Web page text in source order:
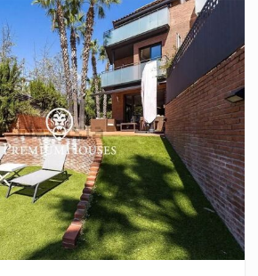
En la planta baja tenemos un gran
americana. Desde ambas salas
terraza. En la misma planta hay una
un aseo de cortesía. En la primera
de noche que se compone de una
suite con vestidor, dos habitaciones
Desde todas las habitaciones hay
con una capacidad para cuatro coches,
para coches eléctricos. El barrio
es una zona residencial tranquila
esenciales. Todo ello sin renunciar a
caminando del centro.